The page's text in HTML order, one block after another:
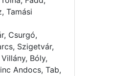
Tamási
Csurgó,
Szigetvár,
Bóly,
Andocs, Tab,